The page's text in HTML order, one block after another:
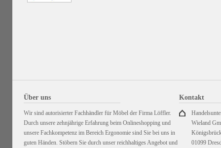
Über uns
Wir sind autorisierter Fachhändler für Möbel der Firma Löffler.
Durch unsere zehnjährige Erfahrung beim Onlineshopping und
unsere Fachkompetenz im Bereich Ergonomie sind Sie bei uns in
guten Händen. Stöbern Sie durch unser reichhaltiges Angebot und
Kontakt
Wieland
01099